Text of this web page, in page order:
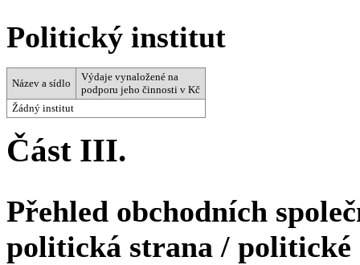
Politický institut
Název a sídlo
Výdaje vynaložené na
podporu jeho činnosti v Kč
Žádný institut
Část III.
Přehled obchodních
politická strana /